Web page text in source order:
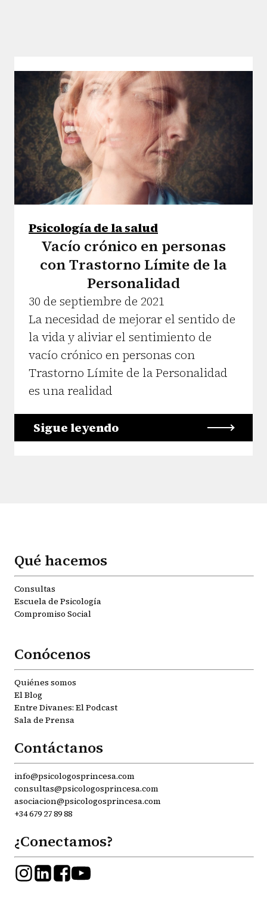
Psicología de la salud
Vacío crónico en personas
con Trastorno Límite de la
Personalidad
30 de septiembre de 2021
La necesidad de mejorar el sentido de
la vida y aliviar el sentimiento de
vacío crónico en personas con
Trastorno Límite de la Personalidad
es una realidad
Sigue leyendo
Qué hacemos
Consultas
Escuela de Psicología
Compromiso Social
Conócenos
Quiénes somos
El Blog
Entre Divanes: El Podcast
Sala de Prensa
Contáctanos
info@psicologosprincesa.com
consultas@psicologosprincesa.com
asociacion@psicologosprincesa.com
+34 679 27 89 88
¿Conectamos?